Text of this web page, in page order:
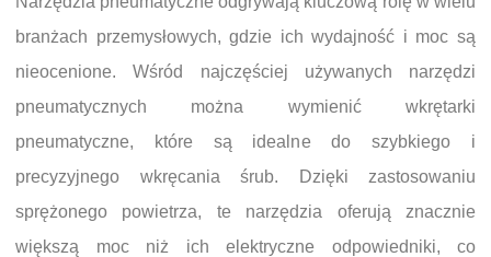
branżach przemysłowych, gdzie ich wydajność i moc są
nieocenione. Wśród najczęściej używanych narzędzi
pneumatycznych można wymienić wkrętarki
pneumatyczne, które są idealne do szybkiego i
precyzyjnego wkręcania śrub. Dzięki zastosowaniu
sprężonego powietrza, te narzędzia oferują znacznie
większą moc niż ich elektryczne odpowiedniki, co